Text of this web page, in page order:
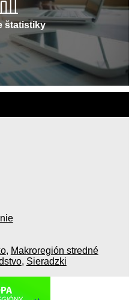
štatistiky
, Makroregión stredné
, Sieradzki